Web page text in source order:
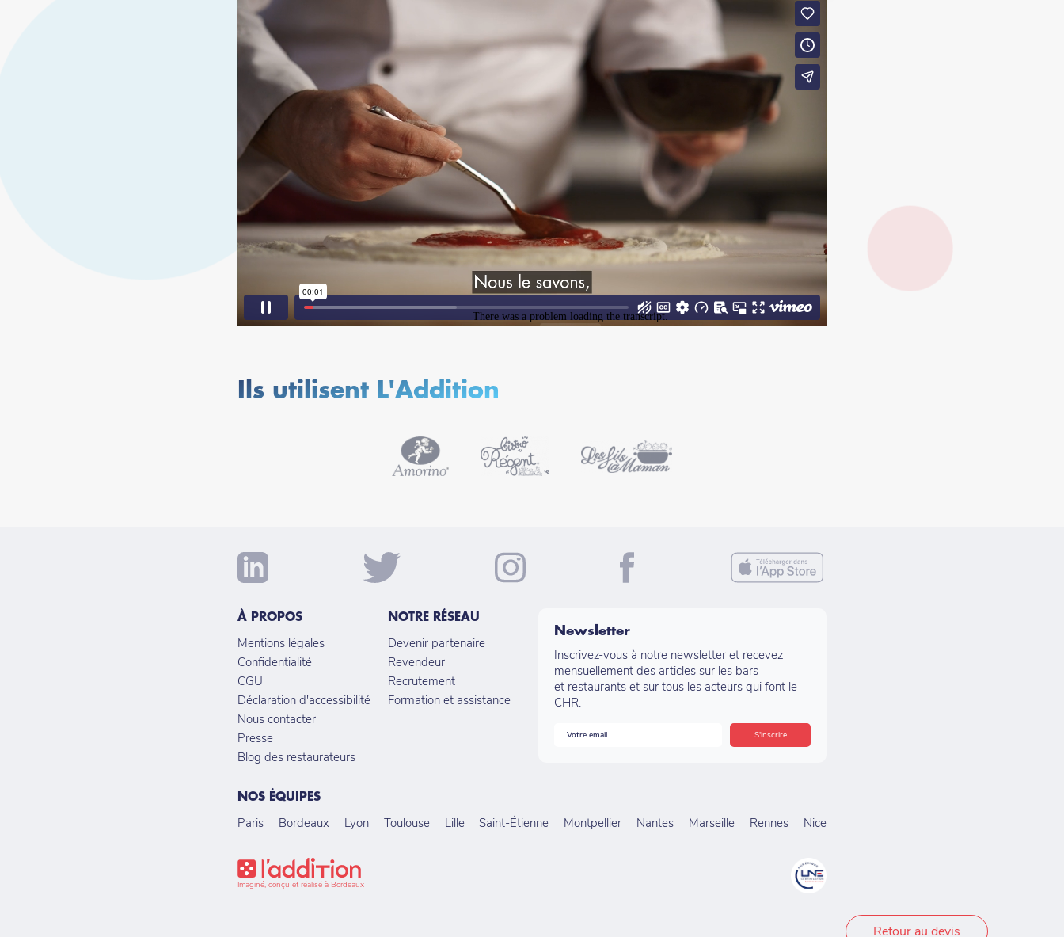
Ils utilisent L'Addition
Retour au devis
À PROPOS
Mentions légales
Confidentialité
CGU
Déclaration d'accessibilité
Nous contacter
Presse
Blog des restaurateurs
NOTRE RÉSEAU
Devenir partenaire
Revendeur
Recrutement
Formation et assistance
Newsletter
Inscrivez-vous à notre newsletter et recevez
mensuellement des articles sur les bars
et restaurants et sur tous les acteurs qui font le
CHR.
NOS ÉQUIPES
Paris Bordeaux Lyon Toulouse Lille Saint-Étienne Montpellier Nantes Marseille Rennes Nice
Imaginé, conçu et réalisé à Bordeaux